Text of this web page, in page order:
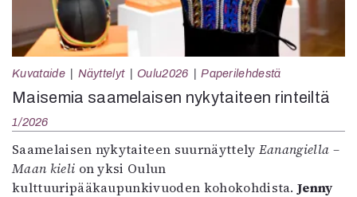
Kuvataide Näyttelyt Oulu2026 Paperilehdestä
Maisemia saamelaisen nykytaiteen rinteiltä
1/2026
Saamelaisen nykytaiteen suurnäyttely Eanangiella –
Maan kieli on yksi Oulun
kulttuuripääkaupunkivuoden kohokohdista.Jenny